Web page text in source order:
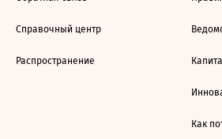
Справочный центр
Распространение
Как